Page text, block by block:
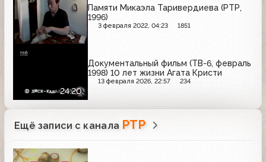
Памяти Микаэла Таривердиева (РТР,
1996)
3 февраля 2022, 04:23 1851
24:20
Документальный фильм (ТВ-6, февраль
1998) 10 лет жизни Агата Кристи
13 февраля 2026, 22:57 234
Ещё записи с канала РТР